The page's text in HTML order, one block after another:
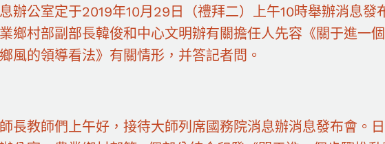
辦公室定于2019年10月29日（禮拜二）上午10時舉辦消息發
鄉村部副部長韓俊和中心文明辦有關擔任人先容《關于進一
風的領導看法》有關情形，并答記者問。
長教師們上午好，接待大師列席國務院消息辦消息發布會。